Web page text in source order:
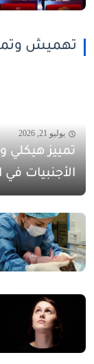
تهميش
يوليو 21, 2026
تمييز
الأجنبيات في